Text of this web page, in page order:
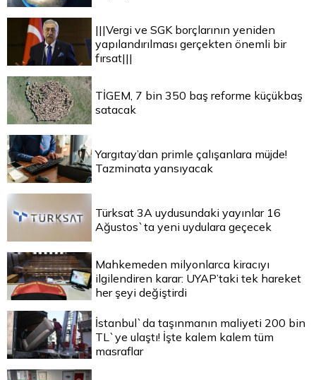
|||Vergi ve SGK borçlarının yeniden
yapılandırılması gerçekten önemli bir
fırsat|||
TİGEM, 7 bin 350 baş reforme küçükbaş
satacak
Yargıtay’dan primle çalışanlara müjde!
Tazminata yansıyacak
Türksat 3A uydusundaki yayınlar 16
Ağustos`ta yeni uydulara geçecek
Mahkemeden milyonlarca kiracıyı
ilgilendiren karar: UYAP’taki tek hareket
her şeyi değiştirdi
İstanbul`da taşınmanın maliyeti 200 bin
TL`ye ulaştı! İşte kalem kalem tüm
masraflar